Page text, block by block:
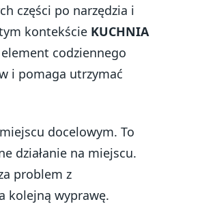
części po narzędzia i
kontekście KUCHNIA
codziennego
i pomaga utrzymać
docelowym. To
działanie na miejscu.
problem z
kolejną wyprawę.